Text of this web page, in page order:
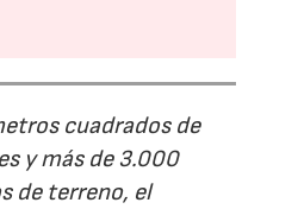
cuadrados de
y más de 3.000
de terreno, el